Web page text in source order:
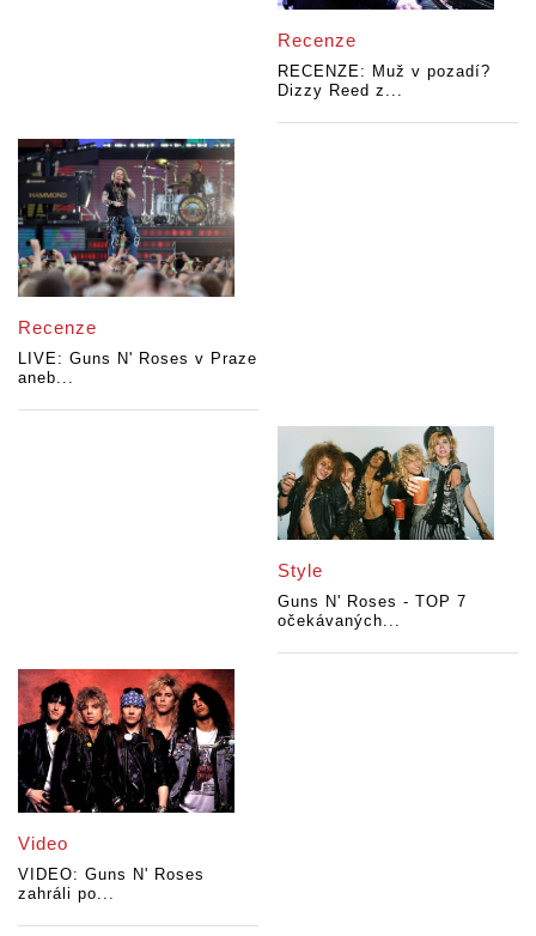
Recenze
RECENZE: Muž v pozadí?
Dizzy Reed z...
Recenze
LIVE: Guns N' Roses v Praze
aneb...
Style
Guns N' Roses - TOP 7
očekávaných...
Video
VIDEO: Guns N' Roses
zahráli po...